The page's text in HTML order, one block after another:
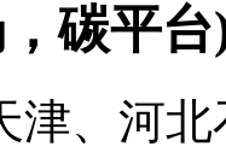
碳平台
津、河